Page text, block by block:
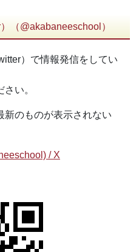
（@akabaneeschool）
）で情報発信をしてい
い。
新のものが表示されない
/ X